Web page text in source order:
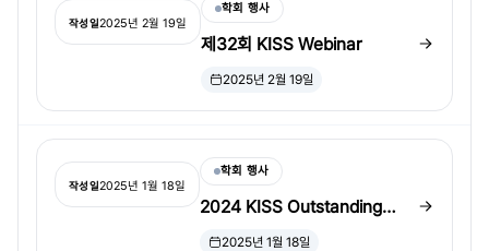
작성일2025년 2월 19일
학회 행사
제32회 KISS Webinar
2025년 2월 19일
작성일2025년 1월 18일
학회 행사
2024 KISS Outstanding
Student Paper Awards 수상
2025년 1월 18일